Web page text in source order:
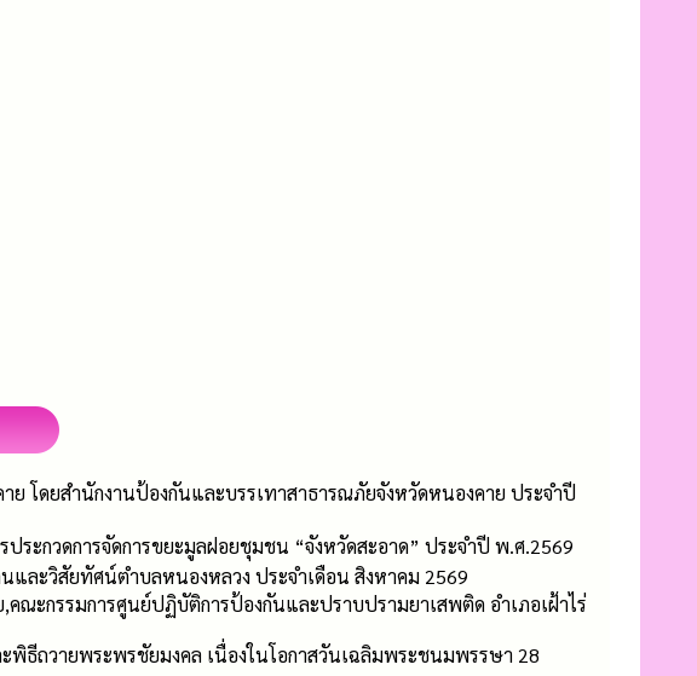
โดยสำนักงานป้องกันและบรรเทาสาธารณภัยจังหวัดหนองคาย ประจำปี
ะกวดการจัดการขยะมูลฝอยชุมชน “จังหวัดสะอาด” ประจำปี พ.ศ.2569
และวิสัยทัศน์ตำบลหนองหลวง ประจำเดือน สิงหาคม 2569
ณะกรรมการศูนย์ปฏิบัติการป้องกันและปราบปรามยาเสพติด อำเภอเฝ้าไร่
ถวายพระพรชัยมงคล เนื่องในโอกาสวันเฉลิมพระชนมพรรษา 28